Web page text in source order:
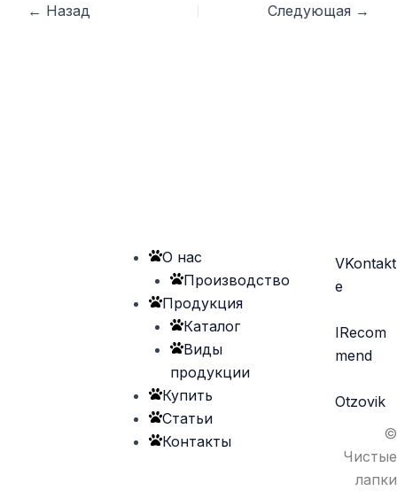
Post
← Назад Следующая →
О нас
Производство
Продукция
Каталог
Виды
продукции
Купить
Статьи
Контакты
VKontakt
e
IRecom
mend
Otzovik
©
Чистые
лапки